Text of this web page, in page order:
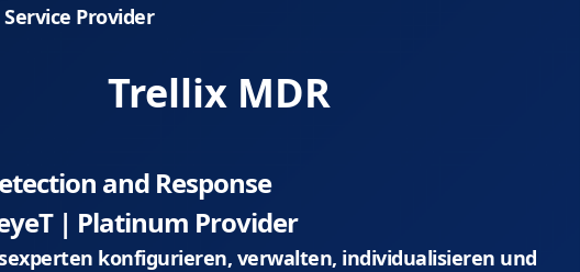
Provider
Trellix MDR
and Response
| Platinum Provider
konfigurieren, verwalten, individualisieren und